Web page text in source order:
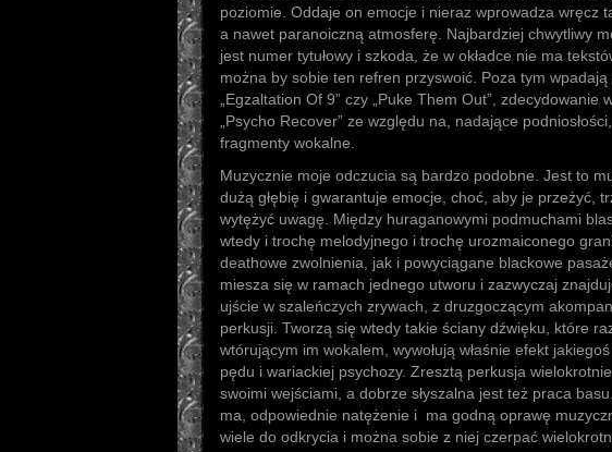
poziomie. Oddaje on emocje i nieraz wprowadza wręcz
a nawet paranoiczną atmosferę. Najbardziej chwytliwy
jest numer tytułowy i szkoda, że w okładce nie ma
można by sobie ten refren przyswoić. Poza tym wpadają
„Egzaltation Of 9” czy „Puke Them Out”, zdecydowanie
„Psycho Recover” ze względu na, nadające
fragmenty wokalne.
Muzycznie moje odczucia są bardzo podobne. Jest to
dużą głębię i gwarantuje emocje, choć, aby je przeżyć,
wytężyć uwagę. Między huraganowymi podmuchami
wtedy i trochę melodyjnego i trochę urozmaiconego
deathowe zwolnienia, jak i powyciągane blackowe
miesza się w ramach jednego utworu i zazwyczaj
ujście w szaleńczych zrywach, z druzgoczącym
perkusji. Tworzą się wtedy takie ściany dźwięku, które
wtórującym im wokalem, wywołują właśnie efekt
pędu i wariackiej psychozy. Zresztą perkusja
swoimi wejściami, a dobrze słyszalna jest też praca
ma, odpowiednie natężenie i ma godną oprawę
wiele do odkrycia i można sobie z niej czerpać